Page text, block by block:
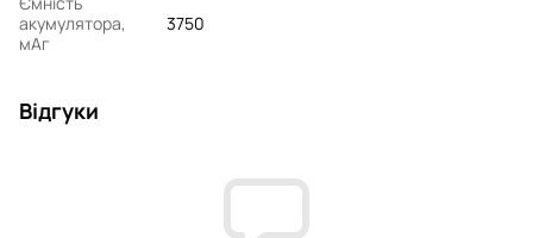
акумулятора,
мАг
3750
Відгуки